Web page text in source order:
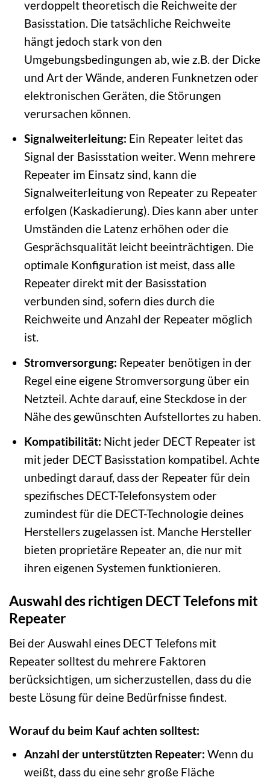
verdoppelt theoretisch die Reichweite der
Basisstation. Die tatsächliche Reichweite
hängt jedoch stark von den
Umgebungsbedingungen ab, wie z.B. der Dicke
und Art der Wände, anderen Funknetzen oder
elektronischen Geräten, die Störungen
verursachen können.
Signalweiterleitung: Ein Repeater leitet das
Signal der Basisstation weiter. Wenn mehrere
Repeater im Einsatz sind, kann die
Signalweiterleitung von Repeater zu Repeater
erfolgen (Kaskadierung). Dies kann aber unter
Umständen die Latenz erhöhen oder die
Gesprächsqualität leicht beeinträchtigen. Die
optimale Konfiguration ist meist, dass alle
Repeater direkt mit der Basisstation
verbunden sind, sofern dies durch die
Reichweite und Anzahl der Repeater möglich
ist.
Stromversorgung: Repeater benötigen in der
Regel eine eigene Stromversorgung über ein
Netzteil. Achte darauf, eine Steckdose in der
Nähe des gewünschten Aufstellortes zu haben.
Kompatibilität: Nicht jeder DECT Repeater ist
mit jeder DECT Basisstation kompatibel. Achte
unbedingt darauf, dass der Repeater für dein
spezifisches DECT-Telefonsystem oder
zumindest für die DECT-Technologie deines
Herstellers zugelassen ist. Manche Hersteller
bieten proprietäre Repeater an, die nur mit
ihren eigenen Systemen funktionieren.
Auswahl des richtigen DECT Telefons mit
Repeater
Bei der Auswahl eines DECT Telefons mit
Repeater solltest du mehrere Faktoren
berücksichtigen, um sicherzustellen, dass du die
beste Lösung für deine Bedürfnisse findest.
Worauf du beim Kauf achten solltest:
Anzahl der unterstützten Repeater: Wenn du
weißt, dass du eine sehr große Fläche